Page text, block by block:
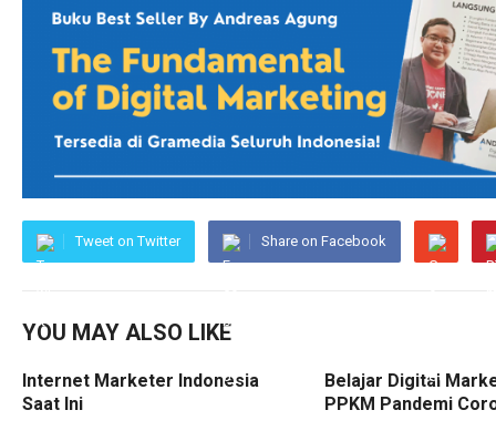
Tweet on Twitter Share on Facebook
YOU MAY ALSO LIKE
Internet Marketer Indonesia
Saat Ini
Belajar Digital
PPKM Pandemi